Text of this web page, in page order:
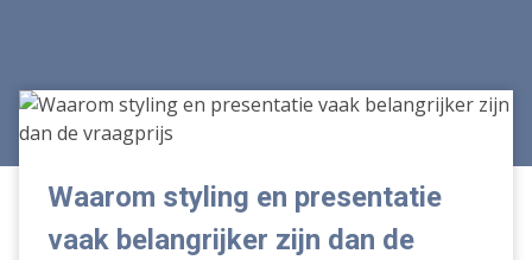
Waarom
styling
en
presentatie
belangrijker
Waarom styling en presentatie
vaak belangrijker zijn dan de